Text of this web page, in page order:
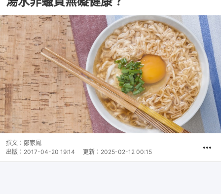
撰文： 鄒家鳳
出版： 2017-04-20 19:14 更新： 2025-02-12 00:15